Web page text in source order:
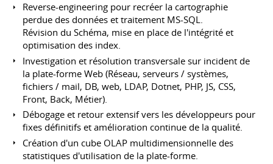
Reverse-engineering pour recréer la cartographie
perdue des données et traitement MS-SQL.
Révision du Schéma, mise en place de l'intégrité et
optimisation des index.
Investigation et résolution transversale sur incident de
la plate-forme Web (Réseau, serveurs / systèmes,
fichiers / mail, DB, web, LDAP, Dotnet, PHP, JS, CSS,
Front, Back, Métier).
Débogage et retour extensif vers les développeurs pour
fixes définitifs et amélioration continue de la qualité.
Création d'un cube OLAP multidimensionnelle des
statistiques d'utilisation de la plate-forme.